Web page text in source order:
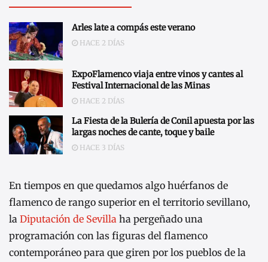
Arles late a compás este verano
HACE 2 DÍAS
ExpoFlamenco viaja entre vinos y cantes al
Festival Internacional de las Minas
HACE 2 DÍAS
La Fiesta de la Bulería de Conil apuesta por las
largas noches de cante, toque y baile
HACE 3 DÍAS
En tiempos en que quedamos algo huérfanos de
flamenco de rango superior en el territorio sevillano,
la Diputación de Sevilla ha pergeñado una
programación con las figuras del flamenco
contemporáneo para que giren por los pueblos de la